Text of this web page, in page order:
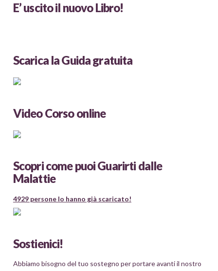
E’ uscito il nuovo Libro!
Scarica la Guida gratuita
Video Corso online
Scopri come puoi Guarirti dalle
Malattie
4929 persone lo hanno già scaricato!
Sostienici!
Abbiamo bisogno del tuo sostegno per portare avanti il nostro